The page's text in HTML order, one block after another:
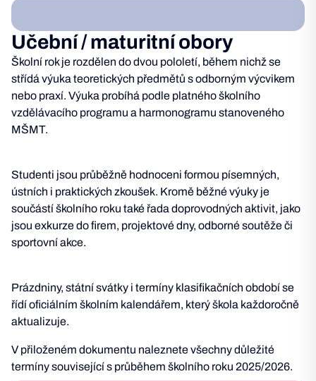
Učební / maturitní obory
Školní rok je rozdělen do dvou pololetí, během nichž se
střídá výuka teoretických předmětů s odborným výcvikem
nebo praxí. Výuka probíhá podle platného školního
vzdělávacího programu a harmonogramu stanoveného
MŠMT.
Studenti jsou průběžně hodnoceni formou písemných,
ústních i praktických zkoušek. Kromě běžné výuky je
součástí školního roku také řada doprovodných aktivit, jako
jsou exkurze do firem, projektové dny, odborné soutěže či
sportovní akce.
Prázdniny, státní svátky i termíny klasifikačních období se
řídí oficiálním školním kalendářem, který škola každoročně
aktualizuje.
V přiloženém dokumentu naleznete všechny důležité
termíny související s průběhem školního roku 2025/2026.